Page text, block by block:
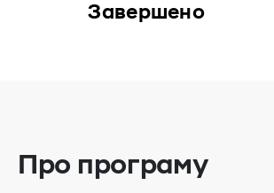
Завершено
Про програму